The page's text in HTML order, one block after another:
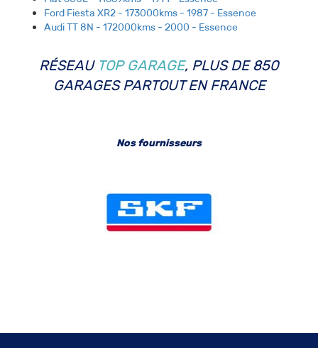
Ford Fiesta XR2 - 173000kms - 1987 - Essence
Audi TT 8N - 172000kms - 2000 - Essence
RÉSEAU TOP GARAGE, PLUS DE 850
GARAGES PARTOUT EN FRANCE
Nos fournisseurs